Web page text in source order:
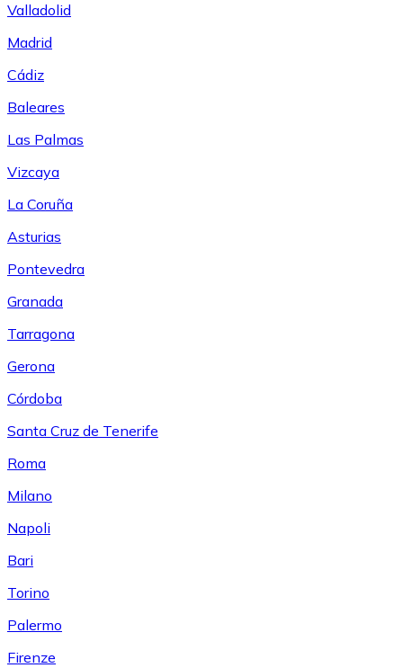
Valladolid
Madrid
Cádiz
Baleares
Las Palmas
Vizcaya
La Coruña
Asturias
Pontevedra
Granada
Tarragona
Gerona
Córdoba
Santa Cruz de Tenerife
Roma
Milano
Napoli
Bari
Torino
Palermo
Firenze